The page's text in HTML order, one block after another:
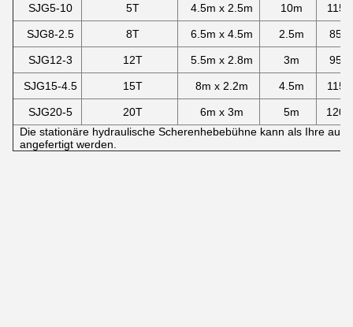
SJG5-10 5T 4.5m x 2.5m 10m
SJG8-2.5 8T 6.5m x 4.5m 2.5m
SJG12-3 12T 5.5m x 2.8m 3m
SJG15-4.5 15T 8m x 2.2m 4.5m
SJG20-5 20T 6m x 3m 5m
Die stationäre hydraulische Scherenhebebühne kann als Ihre
angefertigt werden.